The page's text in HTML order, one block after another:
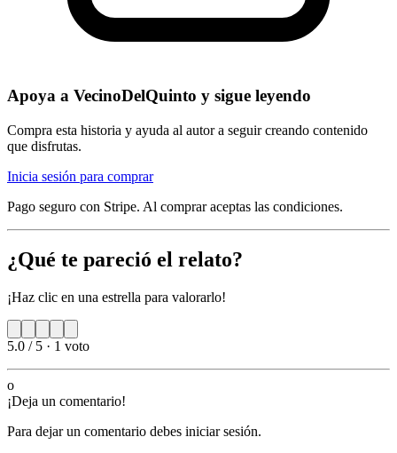
Apoya a VecinoDelQuinto y sigue leyendo
Compra esta historia y ayuda al autor a seguir creando contenido
que disfrutas.
Inicia sesión para comprar
Pago seguro con Stripe. Al comprar aceptas las condiciones.
¿Qué te pareció el relato?
¡Haz clic en una estrella para valorarlo!
5.0 / 5 · 1 voto
o
¡Deja un comentario!
Para dejar un comentario debes iniciar sesión.